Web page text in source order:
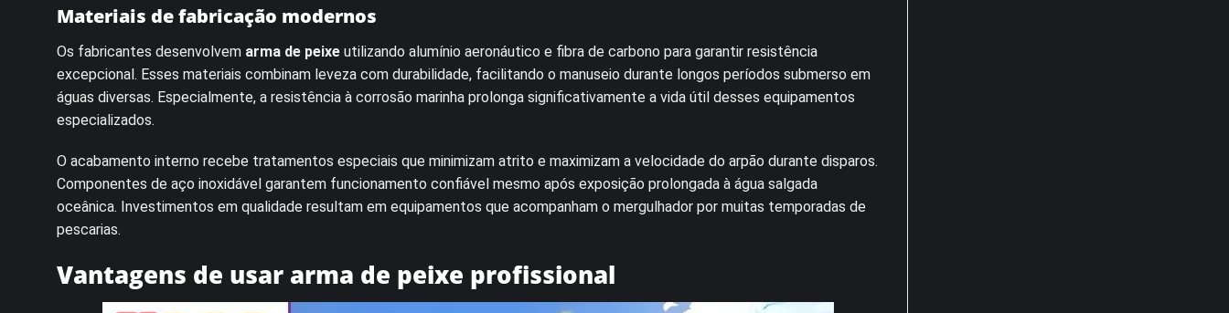
Materiais de fabricação modernos
Os fabricantes desenvolvem arma de peixe utilizando alumínio aeronáutico e fibra de carbono para garantir resistência
excepcional. Esses materiais combinam leveza com durabilidade, facilitando o manuseio durante longos períodos submerso em
águas diversas. Especialmente, a resistência à corrosão marinha prolonga significativamente a vida útil desses equipamentos
especializados.
O acabamento interno recebe tratamentos especiais que minimizam atrito e maximizam a velocidade do arpão durante disparos.
Componentes de aço inoxidável garantem funcionamento confiável mesmo após exposição prolongada à água salgada
oceânica. Investimentos em qualidade resultam em equipamentos que acompanham o mergulhador por muitas temporadas de
pescarias.
Vantagens de usar arma de peixe profissional